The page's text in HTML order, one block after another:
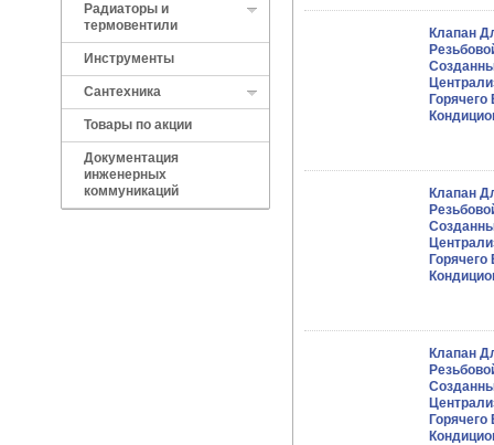
Радиаторы и
термовентили
Инструменты
Сантехника
Товары по акции
Документация
инженерных
коммуникаций
Клапан
Клапан
Клапан